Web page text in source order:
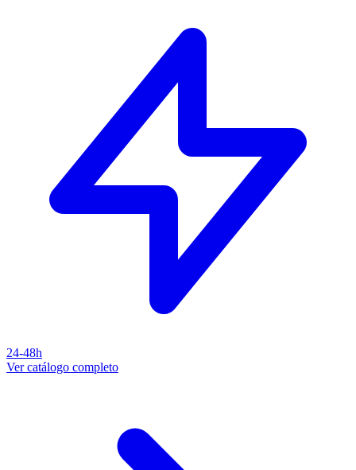
24-48h
Ver catálogo completo